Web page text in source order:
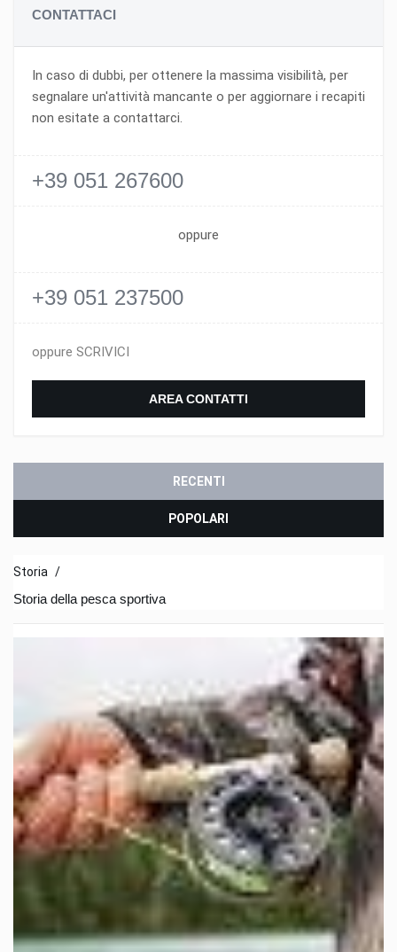
CONTATTACI
In caso di dubbi, per ottenere la massima visibilità, per
segnalare un'attività mancante o per aggiornare i recapiti
non esitate a contattarci.
+39 051 267600
oppure
+39 051 237500
oppure SCRIVICI
AREA CONTATTI
RECENTI
POPOLARI
Storia /
Storia della pesca sportiva